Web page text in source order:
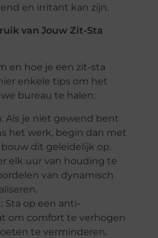
en irritant kan zijn.
van Jouw Zit-Sta
en hoe je een zit-sta
enkele tips om het
bureau te halen:
Als je niet gewend bent
het werk, begin dan met
dit geleidelijk op.
elk uur van houding te
van dynamisch
Sta op een anti-
om comfort te verhogen
te verminderen.